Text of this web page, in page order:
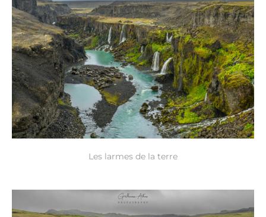
Les larmes de la terre